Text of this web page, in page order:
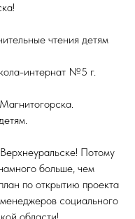
чтения детям
интернат №5 г.
Потому
больше, чем
по открытию проекта
социального